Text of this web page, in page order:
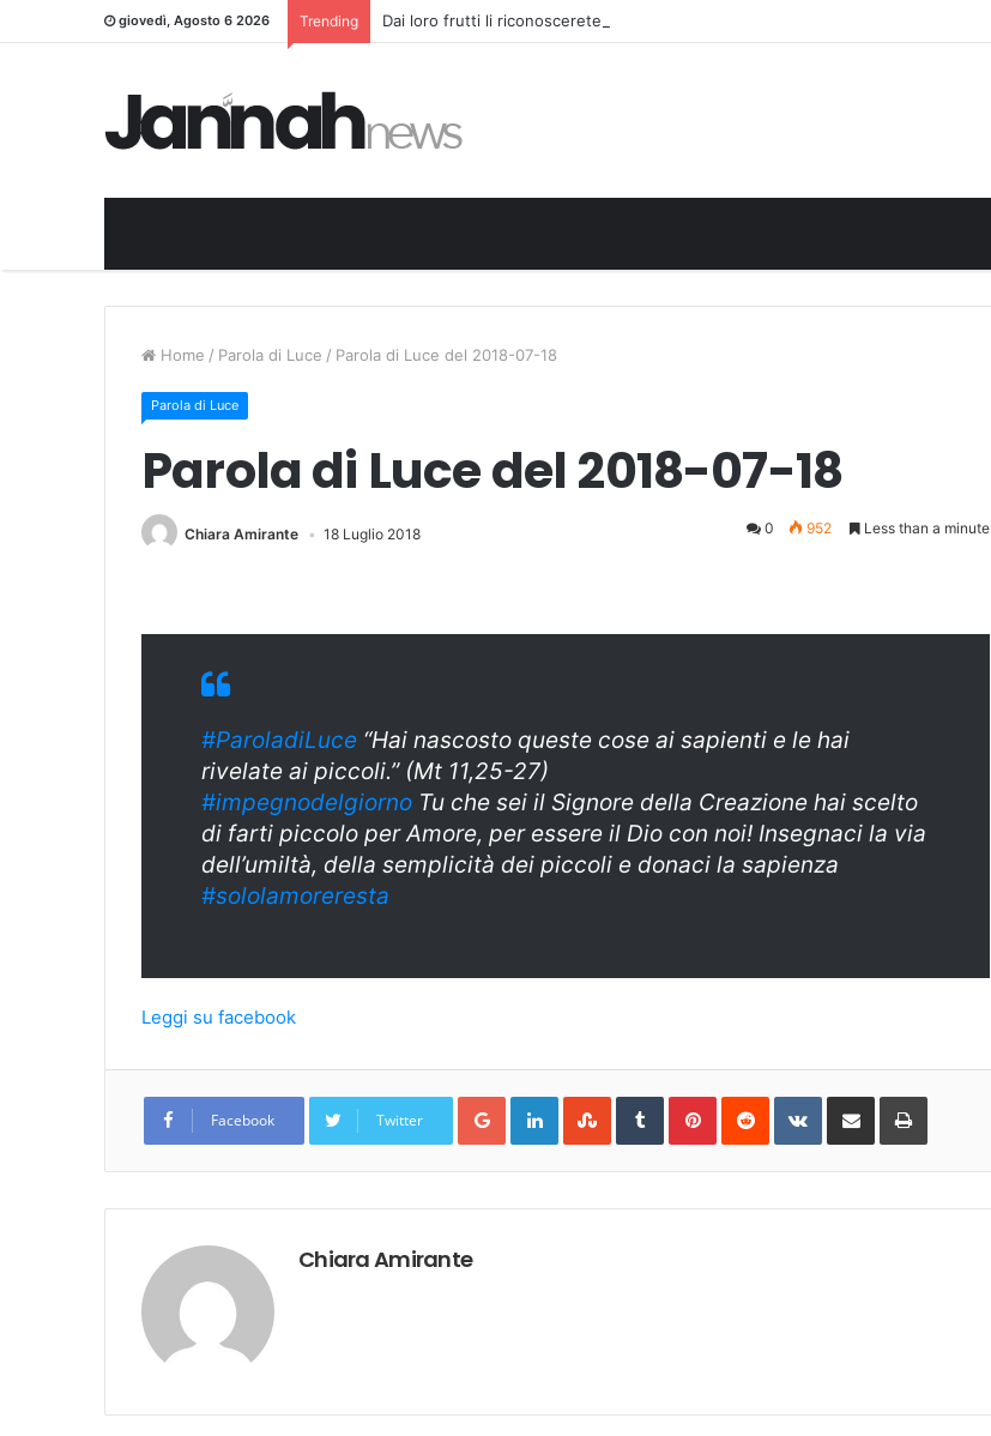
giovedì, Agosto 6 2026 Trending Dai loro frutti li riconoscerete
Home / Parola di Luce / Parola di Luce del 2018-07-18
Parola di Luce
Parola di Luce del 2018-07-18
Chiara Amirante 18 Luglio 2018 0 952 Less than a minute
#ParoladiLuce “Hai nascosto queste cose ai sapienti e le hai
rivelate ai piccoli.” (Mt 11,25-27)
#impegnodelgiorno Tu che sei il Signore della Creazione hai scelto
di farti piccolo per Amore, per essere il Dio con noi! Insegnaci la via
dell’umiltà, della semplicità dei piccoli e donaci la sapienza
#sololamoreresta
Leggi su facebook
Facebook Twitter
Google+LinkedInStumbleUpon
TumblrPinterestReddit VKontakteShare
Email
Print
Chiara Amirante